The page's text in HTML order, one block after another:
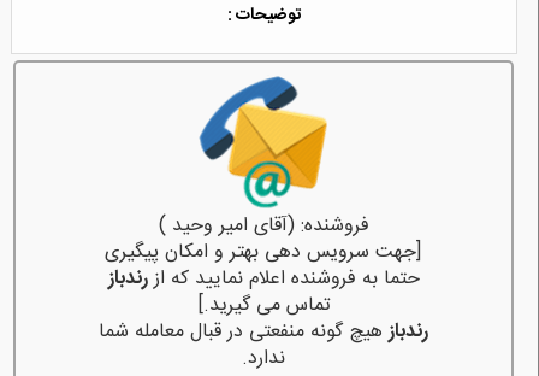
توضیحات :
فروشنده: (آقای امیر وحید )
[جهت سرویس دهی بهتر و امکان پیگیری
حتما به فروشنده اعلام نمایید که ازرندباز
تماس می گیرید.]
رندبازهیچ گونه منفعتی در قبال معامله شما
ندارد.